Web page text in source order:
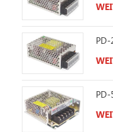
PD-